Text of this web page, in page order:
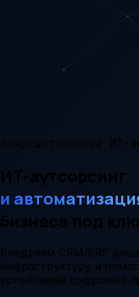
Аккредитованный ИТ-
ИТ-аутсорсинг
и
бизнеса под
Внедряем CRM/ERP
инфраструктуру и
устойчивые цифровые